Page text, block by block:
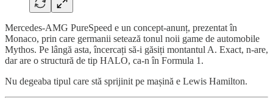
Mercedes-AMG PureSpeed e un concept-anunț, prezentat în
Monaco, prin care germanii setează tonul noii game de automobile
Mythos. Pe lângă asta, încercați să-i găsiți montantul A. Exact, n-are,
dar are o structură de tip HALO, ca-n în Formula 1.
Nu degeaba tipul care stă sprijinit pe mașină e Lewis Hamilton.